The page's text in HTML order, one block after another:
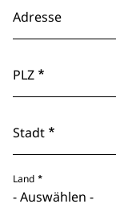
Adresse
PLZ
Stadt
Land